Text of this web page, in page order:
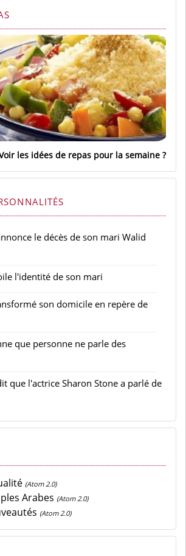
les idées de repas pour la semaine
le décès de son mari Walid
l'identité de son mari
son domicile en repère de
que personne ne parle des
que l'actrice Sharon Stone a parlé de
(Atom 2.0)
Arabes (Atom 2.0)
(Atom 2.0)